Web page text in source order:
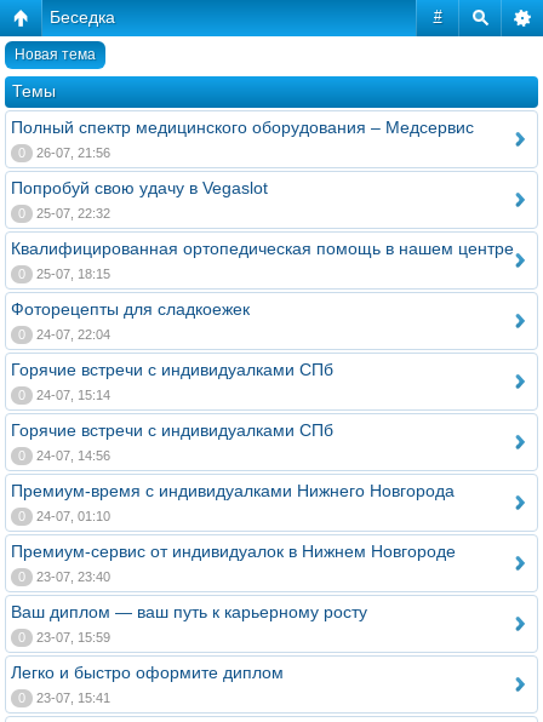
#
Беседка
Новая тема
Темы
Полный спектр медицинского оборудования – Медсервис
0 26-07, 21:56
Попробуй свою удачу в Vegaslot
0 25-07, 22:32
Квалифицированная ортопедическая помощь в нашем центре
0 25-07, 18:15
Фоторецепты для сладкоежек
0 24-07, 22:04
Горячие встречи с индивидуалками СПб
0 24-07, 15:14
Горячие встречи с индивидуалками СПб
0 24-07, 14:56
Премиум-время с индивидуалками Нижнего Новгорода
0 24-07, 01:10
Премиум-сервис от индивидуалок в Нижнем Новгороде
0 23-07, 23:40
Ваш диплом — ваш путь к карьерному росту
0 23-07, 15:59
Легко и быстро оформите диплом
0 23-07, 15:41